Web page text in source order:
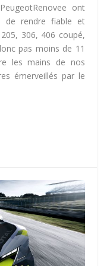
ont
de rendre fiable et
306, 406 coupé,
pas moins de 11
les mains de nos
émerveillés par le